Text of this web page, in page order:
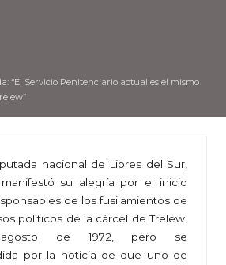
“El Servicio Penitenciario actual es el mismo
nacional de Libres del Sur,
su alegría por el inicio
de los fusilamientos de
políticos de la cárcel de Trelew,
de 1972, pero se
por la noticia de que uno de